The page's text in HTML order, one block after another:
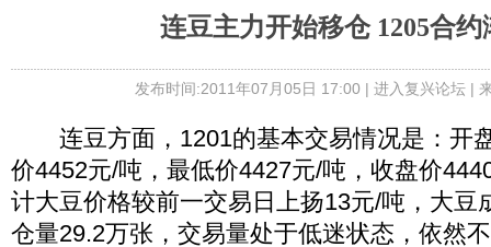
连豆主力开始移仓 1205合约
发布时间:2011年07月05日 17:00 | 进入复兴论坛|
连豆方面，1201的基本交易情况是：开
价4452元/吨，最低价4427元/吨，收盘价
计大豆价格较前一交易日上扬13元/吨，大豆
仓量29.2万张，交易量处于低迷状态，依然